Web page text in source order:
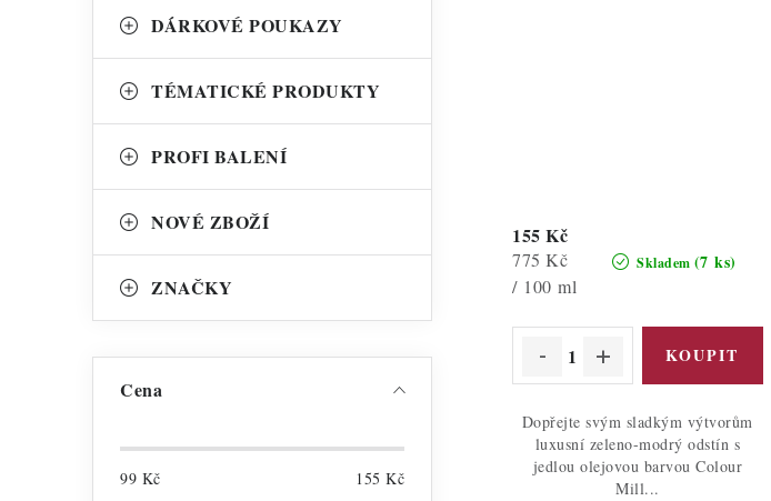
DÁRKOVÉ POUKAZY
TÉMATICKÉ PRODUKTY
PROFI BALENÍ
NOVÉ ZBOŽÍ
ZNAČKY
Cena
99 Kč 155 Kč
Skladem (7 ks)
155 Kč
Měrná
cena:
775 Kč
/ 100 ml
Dopřejte svým sladkým výtvorům
luxusní zeleno-modrý odstín s
jedlou olejovou barvou Colour
Mill...